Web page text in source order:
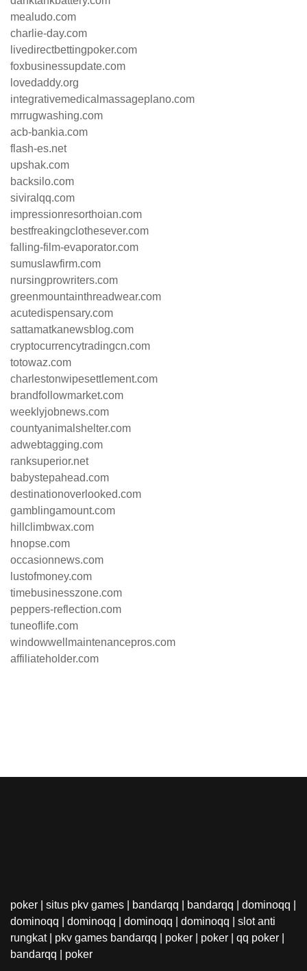
mealudo.com
charlie-day.com
livedirectbettingpoker.com
foxbusinessupdate.com
lovedaddy.org
integrativemedicalmassageplano.com
mrrugwashing.com
acb-bankia.com
flash-es.net
upshak.com
backsilo.com
siviralqq.com
impressionresorthoian.com
bestfreakingclothesever.com
falling-film-evaporator.com
sumuslawfirm.com
nursingprowriters.com
greenmountainthreadwear.com
acutedispensary.com
sattamatkanewsblog.com
cryptocurrencytradingcn.com
totowaz.com
charlestonwipesettlement.com
brandfollowmarket.com
weeklyjobnews.com
countyanimalshelter.com
adwebtagging.com
ranksuperior.net
babystepahead.com
destinationoverlooked.com
gamblingamount.com
hillclimbwax.com
hnopse.com
occasionnews.com
lustofmoney.com
timebusinesszone.com
peppers-reflection.com
tuneoflife.com
windowwellmaintenancepros.com
affiliateholder.com
poker situs pkv games bandarqq bandarqq dominoqq
dominoqq
dominoqq dominoqq dominoqq
slot anti
rungkat| pkv games bandarqq poker poker qq poker
bandarqq
poker